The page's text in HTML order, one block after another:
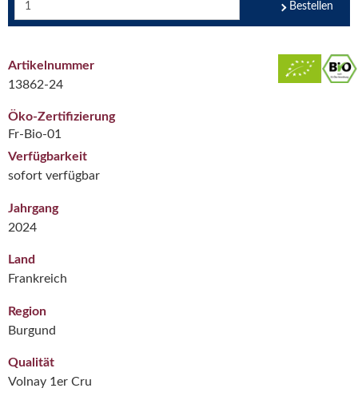
Bestellen
Artikelnummer
13862-24
Öko-Zertifizierung
Fr-Bio-01
Verfügbarkeit
sofort verfügbar
Jahrgang
2024
Land
Frankreich
Region
Burgund
Qualität
Volnay 1er Cru